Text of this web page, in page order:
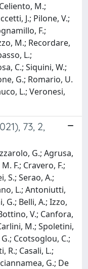
M.;
J.; Pilone, V.;
F.;
M.; Recordare,
L.;
C.; Siquini, W.;
G.; Romario, U.
L.; Veronesi,
73, 2,
G.; Agrusa,
F.; Cravero, F.;
S.; Serao, A.;
L.; Antoniutti,
G.; Belli, A.; Izzo,
V.; Canfora,
M.; Spoletini,
Ccotsoglou, C.;
R.; Casali, L.;
G.; De